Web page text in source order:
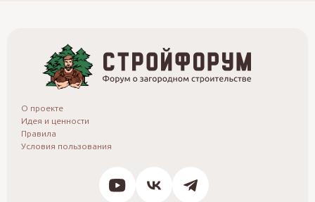
О проекте
Идея и ценности
Правила
Условия пользования